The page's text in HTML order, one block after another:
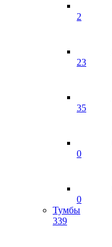
2
23
35
0
0
Тумбы
339